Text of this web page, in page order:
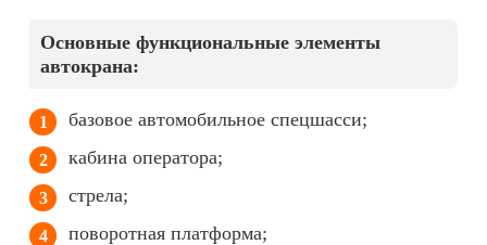
Основные функциональные элементы
автокрана:
базовое автомобильное спецшасси;
кабина оператора;
стрела;
поворотная платформа;